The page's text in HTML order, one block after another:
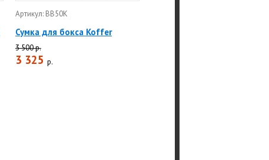
Артикул: BB50K
Сумка для бокса Koffer
3 500 р.
3 325 р.